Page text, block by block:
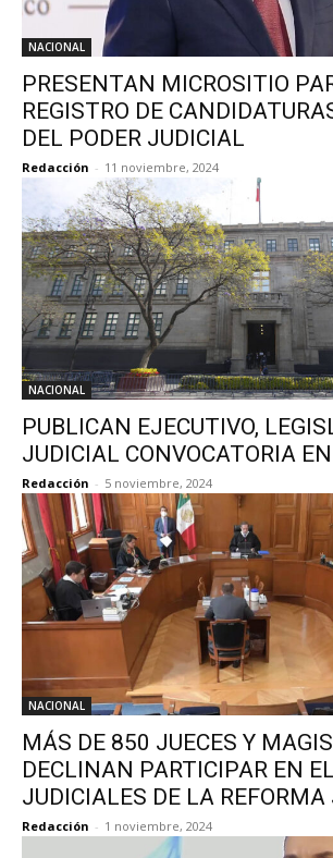
NACIONAL
PRESENTAN MICROSITIO
REGISTRO DE
DEL PODER JUDICIAL
Redacción - 11 noviembre, 2024
NACIONAL
PUBLICAN EJECUTIVO,
JUDICIAL CONVOCATORIA
Redacción - 5 noviembre, 2024
NACIONAL
MÁS DE 850 JUECES Y
DECLINAN PARTICIPAR EN
JUDICIALES DE LA
Redacción - 1 noviembre, 2024